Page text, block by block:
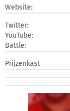
Website:
Twitter:
YouTube:
Battle:
Prijzenkast